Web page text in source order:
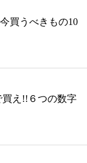
買うべきもの10
買え!!６つの数字